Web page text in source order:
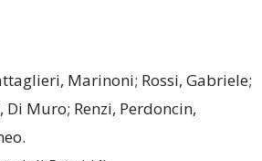
Marinoni; Rossi, Gabriele;
Muro; Renzi, Perdoncin,